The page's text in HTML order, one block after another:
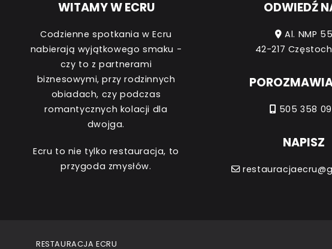
WITAMY W ECRU
Codzienne spotkania w Ecru
nabierają wyjątkowego smaku -
czy to z partnerami
biznesowymi, przy rodzinnych
obiadach, czy podczas
romantycznych kolacji dla
dwojga.
Ecru to nie tylko restauracja, to
przygoda zmysłów.
ODWIEDŹ
Al. NMP 55
42-217
505 358
NAPISZ
RESTAURACJA ECRU